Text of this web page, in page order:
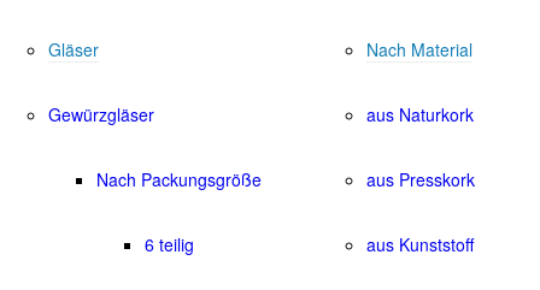
Gläser
Gewürzgläser
Nach Packungsgröße
6 teilig
Nach Material
aus Naturkork
aus Presskork
aus Kunststoff